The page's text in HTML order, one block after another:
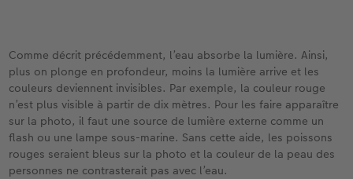
Comme décrit précédemment, l’eau absorbe la lumière. Ainsi,
plus on plonge en profondeur, moins la lumière arrive et les
couleurs deviennent invisibles. Par exemple, la couleur rouge
n’est plus visible à partir de dix mètres. Pour les faire apparaître
sur la photo, il faut une source de lumière externe comme un
flash ou une lampe sous-marine. Sans cette aide, les poissons
rouges seraient bleus sur la photo et la couleur de la peau des
personnes ne contrasterait pas avec l’eau.